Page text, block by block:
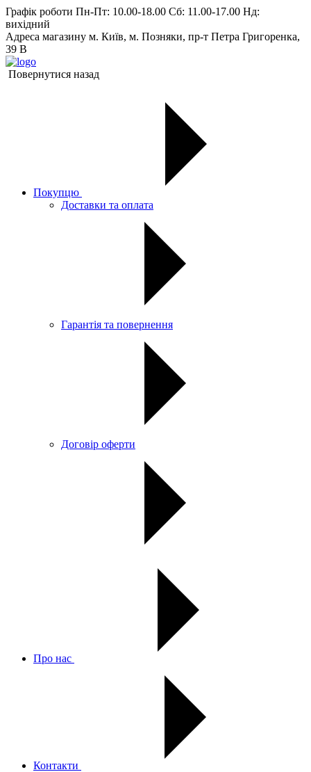
Графік роботи Пн-Пт: 10.00-18.00 Сб: 11.00-17.00 Нд:
вихiдний
Адреса магазину м. Київ, м. Позняки, пр-т Петра Григоренка,
39 В
Повернутися назад
Покупцю
Доставки та оплата
Гарантія та повернення
Договір оферти
Про нас
Контакти